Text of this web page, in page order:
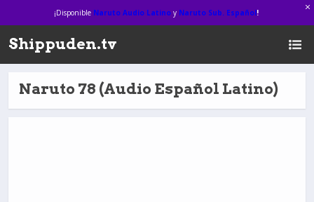
¡Disponible Naruto Audio Latinoy Naruto Sub. Español!
Shippuden.tv
Naruto 78 (Audio Español Latino)